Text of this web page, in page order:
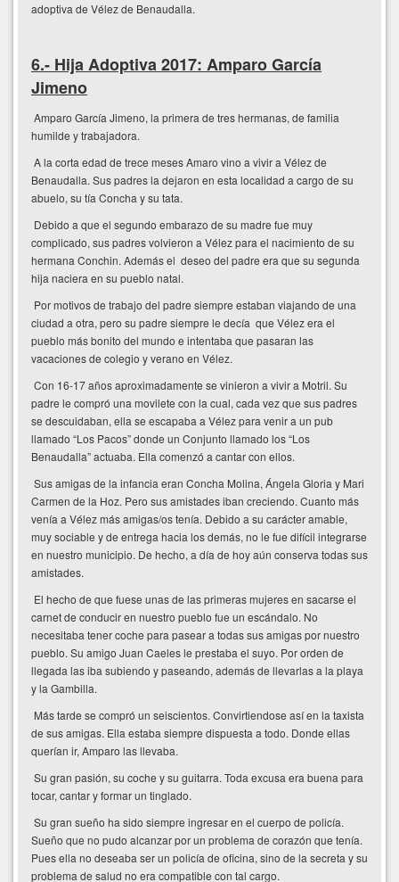
adoptiva de Vélez de Benaudalla.
6.- Hija Adoptiva 2017: Amparo García
Jimeno
Amparo García Jimeno, la primera de tres hermanas, de familia
humilde y trabajadora.
A la corta edad de trece meses Amaro vino a vivir a Vélez de
Benaudalla. Sus padres la dejaron en esta localidad a cargo de su
abuelo, su tía Concha y su tata.
Debido a que el segundo embarazo de su madre fue muy
complicado, sus padres volvieron a Vélez para el nacimiento de su
hermana Conchin. Además el deseo del padre era que su segunda
hija naciera en su pueblo natal.
Por motivos de trabajo del padre siempre estaban viajando de una
ciudad a otra, pero su padre siempre le decía que Vélez era el
pueblo más bonito del mundo e intentaba que pasaran las
vacaciones de colegio y verano en Vélez.
Con 16-17 años aproximadamente se vinieron a vivir a Motril. Su
padre le compró una movilete con la cual, cada vez que sus padres
se descuidaban, ella se escapaba a Vélez para venir a un pub
llamado “Los Pacos” donde un Conjunto llamado los “Los
Benaudalla” actuaba. Ella comenzó a cantar con ellos.
Sus amigas de la infancia eran Concha Molina, Ángela Gloria y Mari
Carmen de la Hoz. Pero sus amistades iban creciendo. Cuanto más
venía a Vélez más amigas/os tenía. Debido a su carácter amable,
muy sociable y de entrega hacia los demás, no le fue difícil integrarse
en nuestro municipio. De hecho, a día de hoy aún conserva todas sus
amistades.
El hecho de que fuese unas de las primeras mujeres en sacarse el
carnet de conducir en nuestro pueblo fue un escándalo. No
necesitaba tener coche para pasear a todas sus amigas por nuestro
pueblo. Su amigo Juan Caeles le prestaba el suyo. Por orden de
llegada las iba subiendo y paseando, además de llevarlas a la playa
y la Gambilla.
Más tarde se compró un seiscientos. Convirtiendose así en la taxista
de sus amigas. Ella estaba siempre dispuesta a todo. Donde ellas
querían ir, Amparo las llevaba.
Su gran pasión, su coche y su guitarra. Toda excusa era buena para
tocar, cantar y formar un tinglado.
Su gran sueño ha sido siempre ingresar en el cuerpo de policía.
Sueño que no pudo alcanzar por un problema de corazón que tenía.
Pues ella no deseaba ser un policía de oficina, sino de la secreta y su
problema de salud no era compatible con tal cargo.